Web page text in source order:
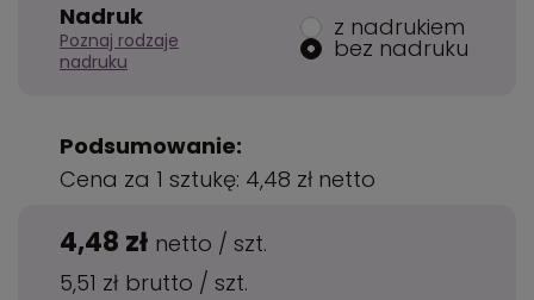
Nadruk
Poznaj rodzaje
nadruku
z nadrukiem
bez nadruku
Podsumowanie:
Cena za 1 sztukę: 4,48 zł netto
4,48 zł netto / szt.
5,51 zł brutto / szt.